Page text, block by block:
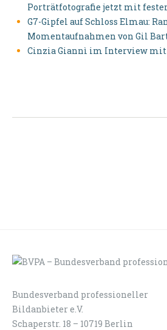
Porträtfotografie jetzt mit
G7-Gipfel auf Schloss Elmau:
Momentaufnahmen von Gil
Cinzia Giannì im Interview
Bundesverband professioneller
Bildanbieter e.V.
Schaperstr. 18 – 10719 Berlin